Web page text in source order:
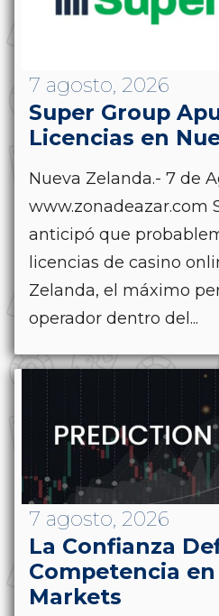
7 agosto, 2026
Super Group
Licencias en
Nueva Zelanda.- 7 de
www.zonadeazar.com
anticipó que
licencias de casino
Zelanda, el máximo
operador dentro del...
7 agosto, 2026
La Confianza
Competencia
Markets